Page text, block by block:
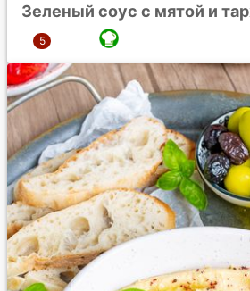
Зеленый соус с мятой и